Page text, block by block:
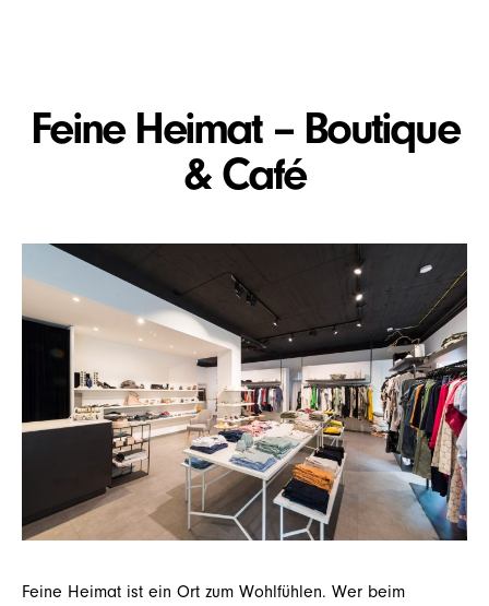
Feine Heimat – Boutique
& Café
Feine Heimat ist ein Ort zum Wohlfühlen. Wer beim